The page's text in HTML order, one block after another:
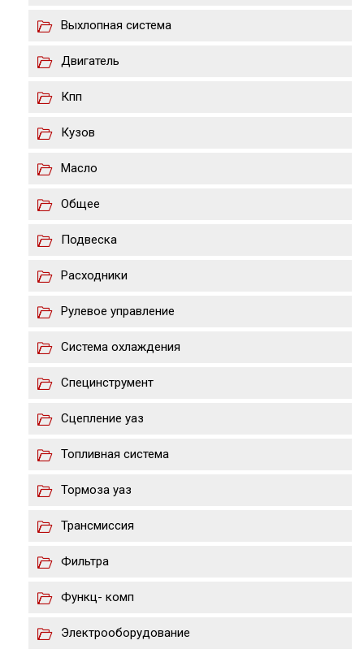
Выхлопная система
Двигатель
Кпп
Кузов
Масло
Общее
Подвеска
Расходники
Рулевое управление
Система охлаждения
Специнструмент
Сцепление уаз
Топливная система
Тормоза уаз
Трансмиссия
Фильтра
Функц- комп
Электрооборудование